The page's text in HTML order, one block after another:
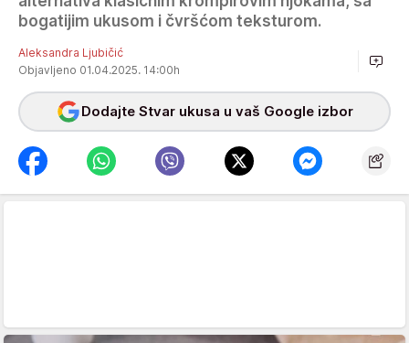
bogatijim ukusom i čvršćom teksturom.
Aleksandra Ljubičić
Objavljeno 01.04.2025. 14:00h
Dodajte Stvar ukusa u vaš Google izbor